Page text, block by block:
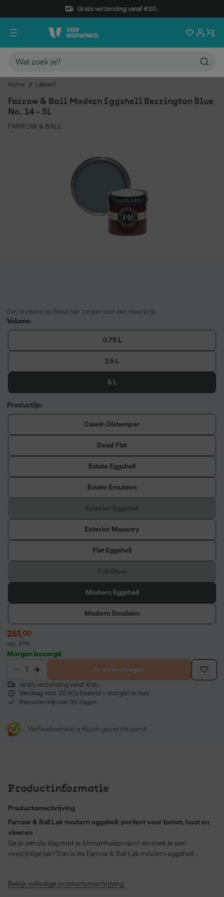
Gratis verzending vanaf €50,-
Home Lakverf
Farrow & Ball Modern Eggshell Berrington Blue
No. 14 - 5L
FARROW & BALL
Een donkere verfkleur kan zorgen voor een meerprijs.
Volume
0.75 L
2.5 L
5 L
Productlijn
Casein Distemper
Dead Flat
Estate Eggshell
Estate Emulsion
Exterior Masonry
Flat Eggshell
Modern Eggshell
Modern Emulsion
251,00
incl. BTW
Morgen bezorgd
In winkelwagen
Gratis verzending vanaf €50,-
Vandaag voor 22:00u besteld = morgen in huis
Retourtermijn van 30 dagen
Verfwebwinkel is Kiyoh gecertificeerd
Productinformatie
Productomschrijving
Farrow & Ball Lak modern eggshell: perfect voor beton, hout en
vloeren
Ga je aan de slag met je binnenhuisproject en zoek je een
veelzijdige lak? Dan is de Farrow & Ball Lak modern eggshell
betonnen vloeren, inclusief garages. Deze lak is niet alleen de
Bekijk volledige productomschrijving